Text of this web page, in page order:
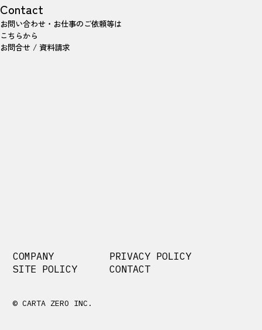
Contact
お問い合わせ・お仕事のご依頼等は
こちらから
お問合せ / 資料請求
COMPANY
PRIVACY POLICY
SITE POLICY
CONTACT
© CARTA ZERO INC.